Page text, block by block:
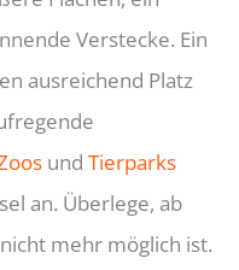
Verstecke. Ein
ausreichend Platz
undTierparks
an. Überlege, ab
mehr möglich ist.